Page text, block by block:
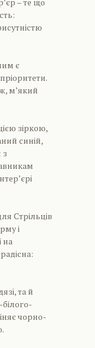
є
м’який
зіркою,
синій,
з
Стрільців
і
на
та й
чорно-